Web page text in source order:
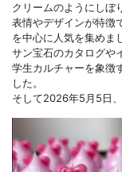
クリームのようにしぼ
表情やデザインが特徴
を中心に人気を集めま
サン宝石のカタログや
学生カルチャーを象徴
した。
そして2026年5月5日